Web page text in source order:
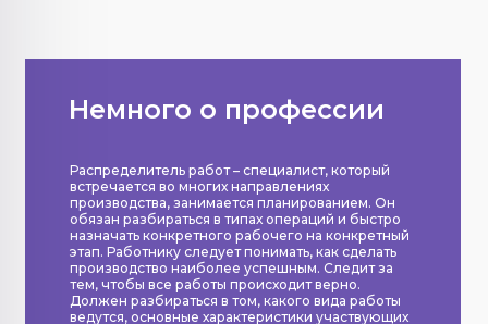
Немного о профессии
Распределитель работ – специалист, который
встречается во многих направлениях
производства, занимается планированием. Он
обязан разбираться в типах операций и быстро
назначать конкретного рабочего на конкретный
этап. Работнику следует понимать, как сделать
производство наиболее успешным. Следит за
тем, чтобы все работы происходит верно.
Должен разбираться в том, какого вида работы
ведутся, основные характеристики участвующих